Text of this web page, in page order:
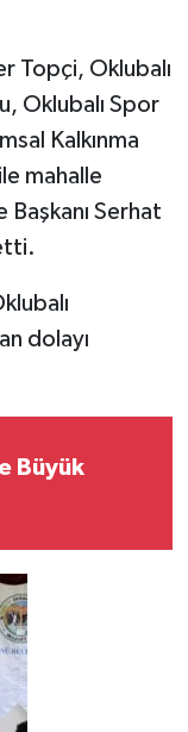
Topçi, Oklubalı
Oklubalı Spor
Kalkınma
mahalle
Serhat
dolayı
Büyük